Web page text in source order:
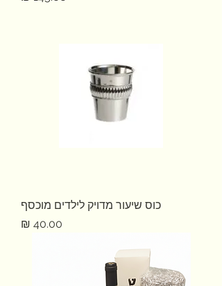
כוס שיעור מדויק לילדים מוכסף
מחיר